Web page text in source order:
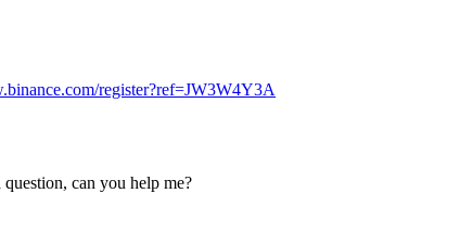
register?ref=JW3W4Y3A
can you help me?